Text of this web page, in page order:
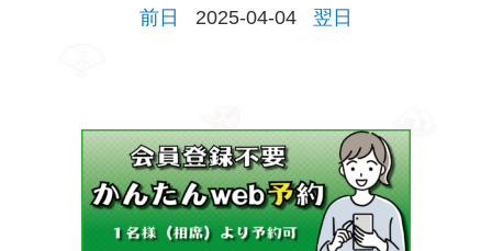
前日 2025-04-04 翌日